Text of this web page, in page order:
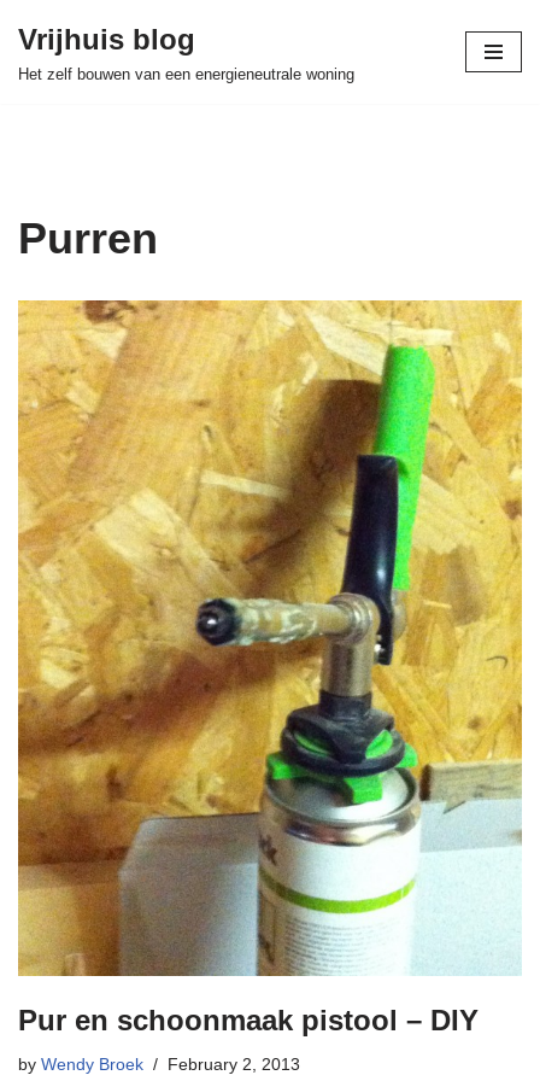
Skip
Vrijhuis blog
Het zelf bouwen van een energieneutrale woning
Purren
Pur en schoonmaak pistool – DIY
by Wendy Broek February 2, 2013